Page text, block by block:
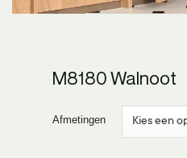
M8180 Walnoot
Afmetingen